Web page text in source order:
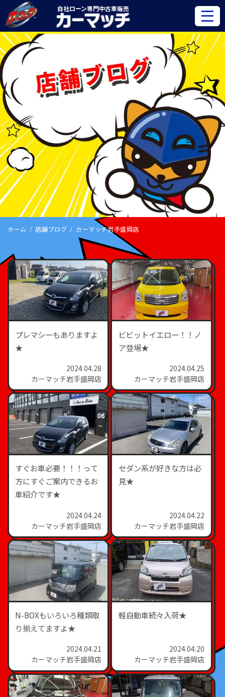
自社ローン専門中古車販売
ホーム 店舗ブログ カーマッチ岩手盛岡店
プレマシーもありますよ
★
2024.04.28
カーマッチ岩手盛岡店
ビビットイエロー！！ノ
ア登場★
2024.04.25
カーマッチ岩手盛岡店
すぐお車必要！！！って
方にすぐご案内できるお
車紹介です★
2024.04.24
カーマッチ岩手盛岡店
セダン系が好きな方は必
見★
2024.04.22
カーマッチ岩手盛岡店
N-BOXもいろいろ種類取
り揃えてますよ★
2024.04.21
カーマッチ岩手盛岡店
軽自動車続々入荷★
2024.04.20
カーマッチ岩手盛岡店